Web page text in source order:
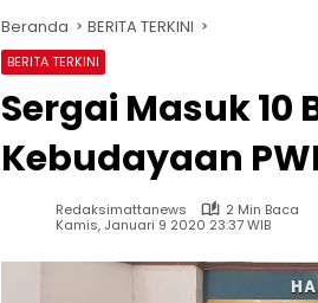
Beranda BERITA TERKINI
BERITA TERKINI
Sergai Masuk
Kebudayaan
Redaksimattanews
2 Min Baca
Kamis, Januari 9 2020 23:37 WIB